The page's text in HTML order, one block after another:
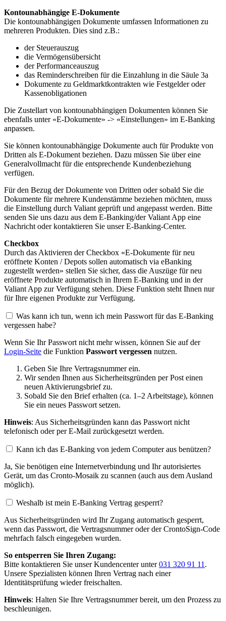
Kontounabhängige E-Dokumente
Die kontounabhängigen Dokumente umfassen Informationen zu
mehreren Produkten. Dies sind z.B.:
der Steuerauszug
die Vermögensübersicht
der Performanceauszug
das Reminderschreiben für die Einzahlung in die Säule 3a
Dokumente zu Geldmarktkontrakten wie Festgelder oder
Kassenobligationen
Die Zustellart von kontounabhängigen Dokumenten können Sie
ebenfalls unter «E-Dokumente» -> «Einstellungen» im E-Banking
anpassen.
Sie können kontounabhängige Dokumente auch für Produkte von
Dritten als E-Dokument beziehen. Dazu müssen Sie über eine
Generalvollmacht für die entsprechende Kundenbeziehung
verfügen.
Für den Bezug der Dokumente von Dritten oder sobald Sie die
Dokumente für mehrere Kundenstämme beziehen möchten, muss
die Einstellung durch Valiant geprüft und angepasst werden. Bitte
senden Sie uns dazu aus dem E-Banking/der Valiant App eine
Nachricht oder kontaktieren Sie unser E-Banking-Center.
Checkbox
Durch das Aktivieren der Checkbox «E-Dokumente für neu
eröffnete Konten / Depots sollen automatisch via eBanking
zugestellt werden» stellen Sie sicher, dass die Auszüge für neu
eröffnete Produkte automatisch in Ihrem E-Banking und in der
Valiant App zur Verfügung stehen. Diese Funktion steht Ihnen nur
für Ihre eigenen Produkte zur Verfügung.
Was kann ich tun, wenn ich mein Passwort für das E-Banking
vergessen habe?
Wenn Sie Ihr Passwort nicht mehr wissen, können Sie auf der
Login-Seite die Funktion Passwort vergessen nutzen.
Geben Sie Ihre Vertragsnummer ein.
Wir senden Ihnen aus Sicherheitsgründen per Post einen
neuen Aktivierungsbrief zu.
Sobald Sie den Brief erhalten (ca. 1–2 Arbeitstage), können
Sie ein neues Passwort setzen.
Hinweis: Aus Sicherheitsgründen kann das Passwort nicht
telefonisch oder per E-Mail zurückgesetzt werden.
Kann ich das E-Banking von jedem Computer aus benützen?
Ja, Sie benötigen eine Internetverbindung und Ihr autorisiertes
Gerät, um das Cronto-Mosaik zu scannen (auch aus dem Ausland
möglich).
Weshalb ist mein E-Banking Vertrag gesperrt?
Aus Sicherheitsgründen wird Ihr Zugang automatisch gesperrt,
wenn das Passwort, die Vertragsnummer oder der CrontoSign-Code
mehrfach falsch eingegeben wurden.
So entsperren Sie Ihren Zugang:
Bitte kontaktieren Sie unser Kundencenter unter031 320 91 11 .
Unsere Spezialisten können Ihren Vertrag nach einer
Identitätsprüfung wieder freischalten.
Hinweis: Halten Sie Ihre Vertragsnummer bereit, um den Prozess zu
beschleunigen.